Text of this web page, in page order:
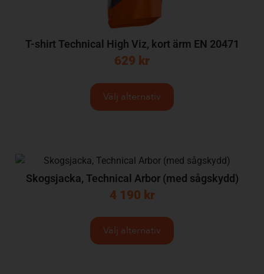
T-shirt Technical High Viz, kort ärm EN 20471
629 kr
Välj alternativ
Skogsjacka, Technical Arbor (med sågskydd)
4 190 kr
Välj alternativ